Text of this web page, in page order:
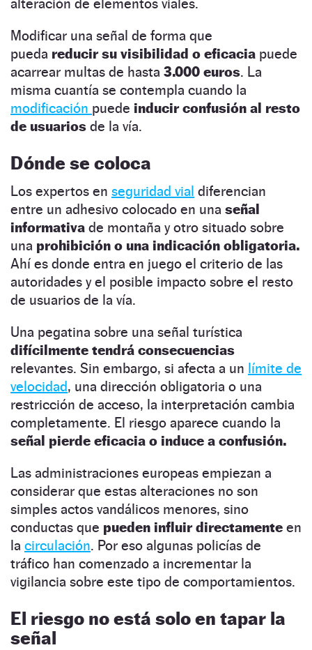
alteración de elementos viales.
Modificar una señal de forma que
pueda reducir su visibilidad o eficacia puede
acarrear multas de hasta 3.000 euros. La
misma cuantía se contempla cuando la
modificación puede inducir confusión al resto
de usuarios de la vía.
Dónde se coloca
Los expertos en seguridad vial diferencian
entre un adhesivo colocado en una señal
informativa de montaña y otro situado sobre
una prohibición o una indicación obligatoria.
Ahí es donde entra en juego el criterio de las
autoridades y el posible impacto sobre el resto
de usuarios de la vía.
Una pegatina sobre una señal turística
difícilmente tendrá consecuencias
relevantes. Sin embargo, si afecta a un límite de
velocidad, una dirección obligatoria o una
restricción de acceso, la interpretación cambia
completamente. El riesgo aparece cuando la
señal pierde eficacia o induce a confusión.
Las administraciones europeas empiezan a
considerar que estas alteraciones no son
simples actos vandálicos menores, sino
conductas que pueden influir directamente en
la circulación. Por eso algunas policías de
tráfico han comenzado a incrementar la
vigilancia sobre este tipo de comportamientos.
El riesgo no está solo en tapar la
señal